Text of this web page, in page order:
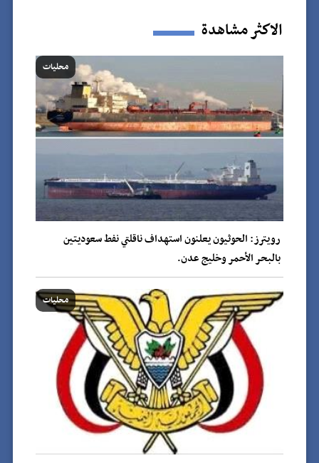
الاكثر مشاهدة
محليات
رويترز: الحوثيون يعلنون استهداف ناقلتي نفط سعوديتين
بالبحر الأحمر وخليج عدن.
محليات